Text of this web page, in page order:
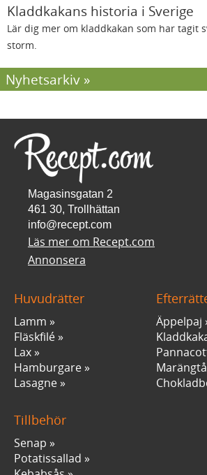
Kladdkakans historia i Sverige
Lär dig mer om kladdkakan som har tagit
storm.
Nyhetsarkiv
Magasinsgatan 2
461 30, Trollhättan
info@recept.com
Läs mer om Recept.com
Annonsera
Huvudrätter
Lamm
Fläskfilé
Lax
Hamburgare
Lasagne
Äppelpaj
Tillbehör
Senap
Potatissallad